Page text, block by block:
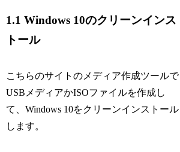
1.1 Windows 10のクリーンインス
トール
こちらのサイトのメディア作成ツールで
USBメディアかISOファイルを作成し
て、Windows 10をクリーンインストール
します。